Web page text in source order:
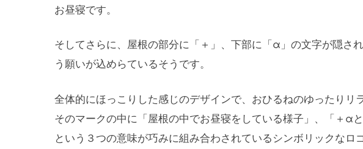
お昼寝です。
そしてさらに、屋根の部分に「＋」、下部に「α」の文字が隠さ
う願いが込めらているそうです。
全体的にほっこりした感じのデザインで、おひるねのゆったりリ
そのマークの中に「屋根の中でお昼寝をしている様子」、「＋α
という３つの意味が巧みに組み合わされているシンボリックなロ